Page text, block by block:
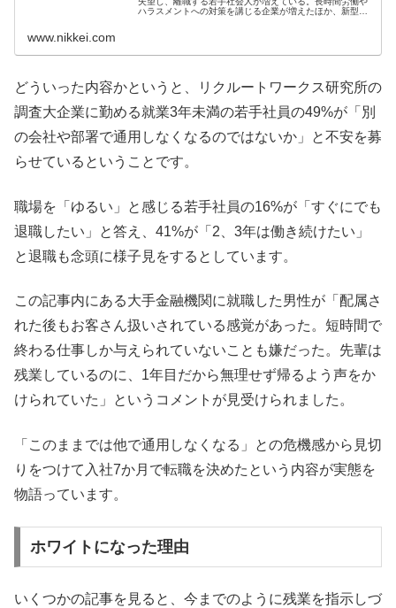
ハラスメントへの対策を講じる企業が増えたほか、新型コ
www.nikkei.com
どういった内容かというと、リクルートワークス研究所の
調査大企業に勤める就業3年未満の若手社員の49%が「別
の会社や部署で通用しなくなるのではないか」と不安を募
らせているということです。
職場を「ゆるい」と感じる若手社員の16%が「すぐにでも
退職したい」と答え、41%が「2、3年は働き続けたい」
と退職も念頭に様子見をするとしています。
この記事内にある大手金融機関に就職した男性が「配属さ
れた後もお客さん扱いされている感覚があった。短時間で
終わる仕事しか与えられていないことも嫌だった。先輩は
残業しているのに、1年目だから無理せず帰るよう声をか
けられていた」というコメントが見受けられました。
「このままでは他で通用しなくなる」との危機感から見切
りをつけて入社7か月で転職を決めたという内容が実態を
物語っています。
ホワイトになった理由
いくつかの記事を見ると、今までのように残業を指示しづ